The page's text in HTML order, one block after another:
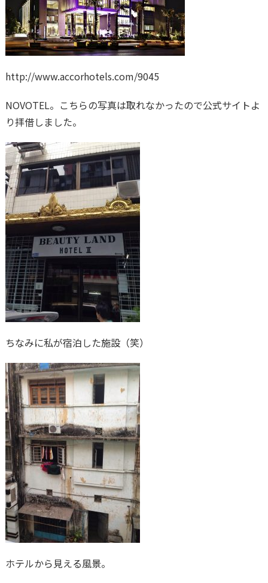
http://www.accorhotels.com/9045
NOVOTEL。こちらの写真は取れなかったので公式サイトよ
り拝借しました。
ちなみに私が宿泊した施設（笑）
ホテルから見える風景。